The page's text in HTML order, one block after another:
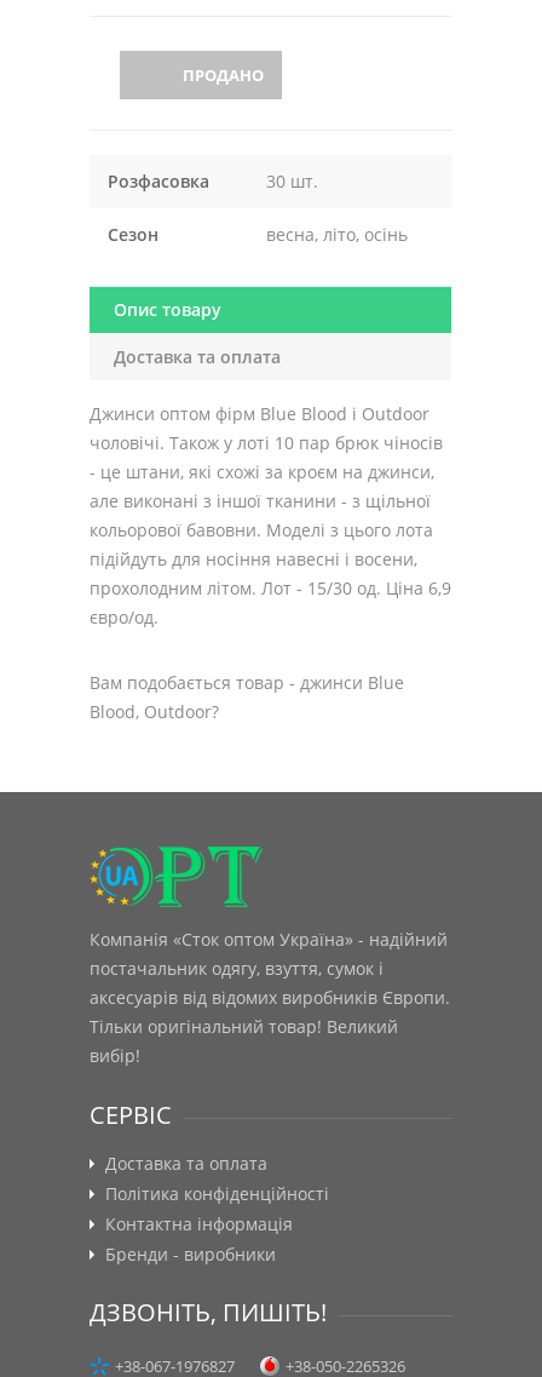
ПРОДАНО
Розфасовка 30 шт.
Сезон весна, літо, осінь
Опис товару
Доставка та оплата
Джинси оптом фірм Blue Blood і Outdoor
чоловічі. Також у лоті 10 пар брюк чіносів
- це штани, які схожі за кроєм на джинси,
але виконані з іншої тканини - з щільної
кольорової бавовни. Моделі з цього лота
підійдуть для носіння навесні і восени,
прохолодним літом. Лот - 15/30 од. Ціна 6,9
євро/од.
Вам подобається товар - джинси Blue
Blood, Outdoor?
Компанія «Сток оптом Україна» - надійний
постачальник одягу, взуття, сумок і
аксесуарів від відомих виробників Європи.
Тільки оригінальний товар! Великий
вибір!
СЕРВІС
Доставка та оплата
Політика конфіденційності
Контактна інформація
Бренди - виробники
ДЗВОНІТЬ, ПИШІТЬ!
+38-067-1976827 +38-050-2265326